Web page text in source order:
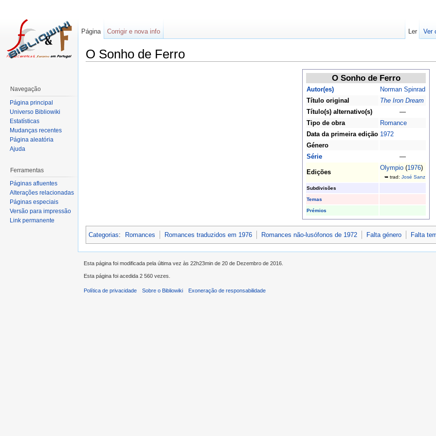
O Sonho de Ferro
O Sonho de Ferro
Autor(es)
Norman Spinrad
Título original
The Iron Dream
Título(s) alternativo(s)
—
Tipo de obra
Romance
Data da primeira edição 1972
Género
Série
—
Edições
Olympio (1976)
➥ trad: José Sanz
Subdivisões
Temas
Prémios
Categorias: Romances Romances traduzidos em 1976 Romances não-lusófonos de 1972 Falta género Falta
Página Corrigir e nova info Ler Ver
Navegação
Página principal
Universo Bibliowiki
Estatísticas
Mudanças recentes
Página aleatória
Ajuda
Ferramentas
Páginas afluentes
Alterações relacionadas
Páginas especiais
Versão para impressão
Link permanente
Esta página foi modificada pela última vez às 22h23min de 20 de Dezembro de 2016.
Esta página foi acedida 2 560 vezes.
Política de privacidade Sobre o Bibliowiki Exoneração de responsabilidade